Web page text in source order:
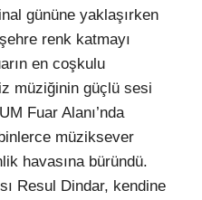
gününe yaklaşırken
renk katmayı
en coşkulu
müziğinin güçlü sesi
Fuar Alanı’nda
müziksever
havasına büründü.
Resul Dindar, kendine